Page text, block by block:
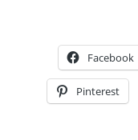
Facebook
Pinterest